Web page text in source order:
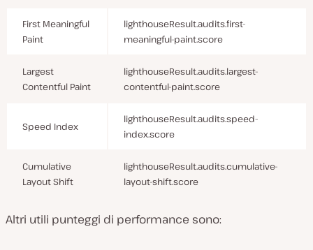
First Meaningful
Paint
lighthouseResult.audits.first-
meaningful-paint.score
Largest
Contentful Paint
lighthouseResult.audits.largest-
contentful-paint.score
Speed Index
lighthouseResult.audits.speed-
index.score
Cumulative
Layout Shift
lighthouseResult.audits.cumulative-
layout-shift.score
Altri utili punteggi di performance sono: